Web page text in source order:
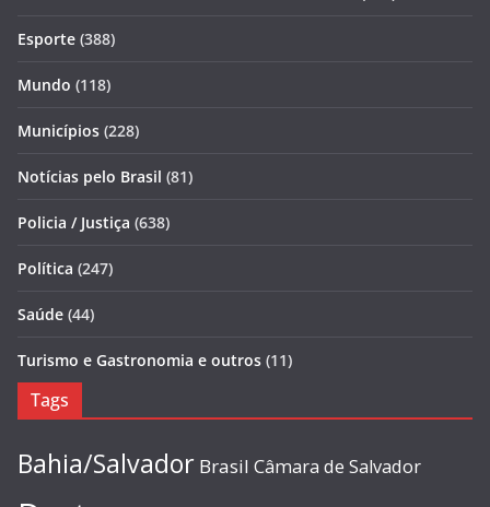
Esporte (388)
Mundo (118)
Municípios (228)
Notícias pelo Brasil (81)
Policia / Justiça (638)
Política (247)
Saúde (44)
Turismo e Gastronomia e outros (11)
Tags
Bahia/Salvador Brasil Câmara de Salvador